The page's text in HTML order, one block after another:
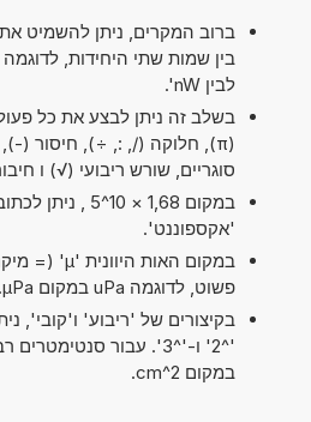
ברוב המקרים, ניתן להשמיט
לבין nW'.
סוגריים, שורש ריבועי (√) ו
'אקספוננט'.
פשוט, לדוגמה uPa במקום µPa.
בקיצורים של 'ריבוע' ו'קובי',
במקום cm^2.